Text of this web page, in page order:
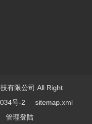
有限公司 All Right
号-2
sitemap.xml
管理登陆